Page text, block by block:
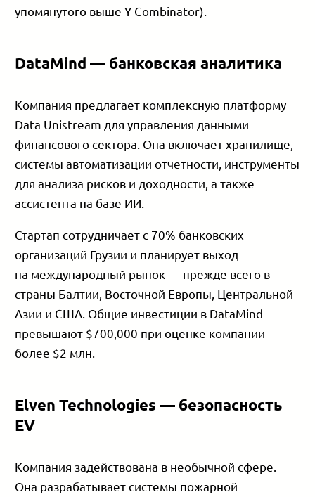
упомянутого выше Y Combinator).
DataMind — банковская аналитика
Компания предлагает комплексную платформу
Data Unistream для управления данными
финансового сектора. Она включает хранилище,
системы автоматизации отчетности, инструменты
для анализа рисков и доходности, а также
ассистента на базе ИИ.
Стартап сотрудничает с 70% банковских
организаций Грузии и планирует выход
на международный рынок — прежде всего в
страны Балтии, Восточной Европы, Центральной
Азии и США. Общие инвестиции в DataMind
превышают $700,000 при оценке компании
более $2 млн.
Elven Technologies — безопасность
EV
Компания задействована в необычной сфере.
Она разрабатывает системы пожарной